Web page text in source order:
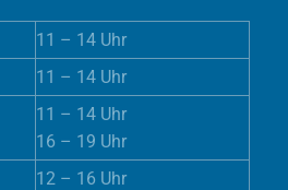
11 – 14 Uhr
11 – 14 Uhr
11 – 14 Uhr
16 – 19 Uhr
12 – 16 Uhr